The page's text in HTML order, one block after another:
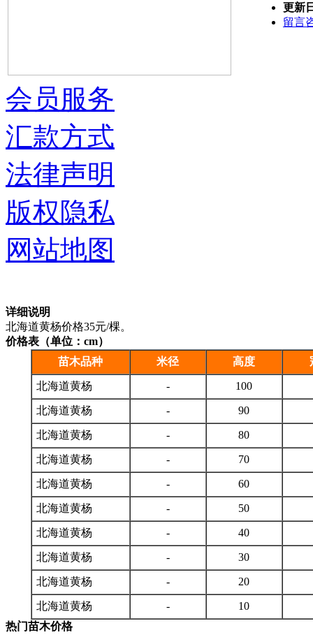
更新
留言
详细说明
北海道黄杨价格35元/棵。
价格表（单位：cm）
苗木品种
米径 高度
北海道黄杨 - 100
北海道黄杨 - 90
北海道黄杨 - 80
北海道黄杨 - 70
北海道黄杨 - 60
北海道黄杨 - 50
北海道黄杨 - 40
北海道黄杨 - 30
北海道黄杨 - 20
北海道黄杨 -
10
热门苗木价格
会员服务
汇款方式
法律声明
版权隐私
网站地图